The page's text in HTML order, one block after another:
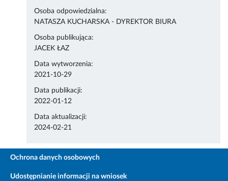
Osoba odpowiedzialna:
NATASZA KUCHARSKA - DYREKTOR BIURA
Osoba publikująca:
JACEK ŁAZ
Data wytworzenia:
2021-10-29
Data publikacji:
2022-01-12
Data aktualizacji:
2024-02-21
Ochrona danych osobowych
Udostępnianie informacji na wniosek